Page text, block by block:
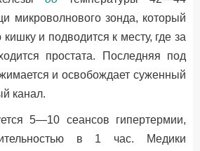
микроволнового зонда, который
и подводится к месту, где за
простата. Последняя под
и освобождает суженный
канал.
5—10 сеансов гипертермии,
в 1 час. Медики